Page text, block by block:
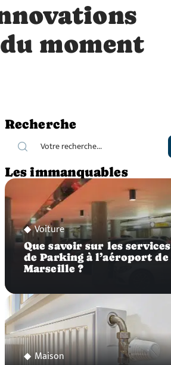
moment
Recherche
Les immanquables
Voiture
Que savoir sur les services
de Parking à l’aéroport de
Marseille ?
Maison